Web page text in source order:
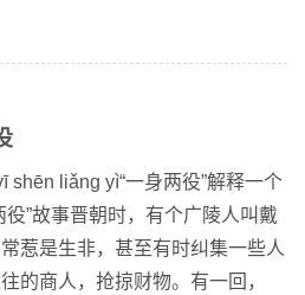
shēn liǎng yì“一身两役”解释一个
役”故事晋朝时，有个广陵人叫戴
惹是生非，甚至有时纠集一些人
的商人，抢掠财物。有一回，